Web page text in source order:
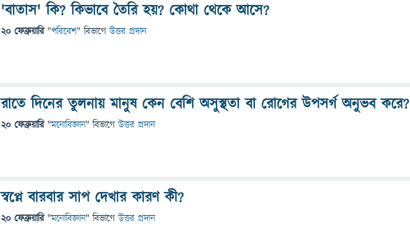
'বাতাস' কি? কিভাবে তৈরি হয়? কোথা থেকে আসে?
20 ফেব্রুয়ারি "পরিবেশ" বিভাগে উত্তর প্রদান
রাতে দিনের তুলনায় মানুষ কেন বেশি অসুস্থতা বা রোগের উপসর্গ অনুভব করে?
20 ফেব্রুয়ারি "মনোবিজ্ঞান" বিভাগে উত্তর প্রদান
স্বপ্নে বারবার সাপ দেখার কারণ কী?
20 ফেব্রুয়ারি "মনোবিজ্ঞান" বিভাগে উত্তর প্রদান